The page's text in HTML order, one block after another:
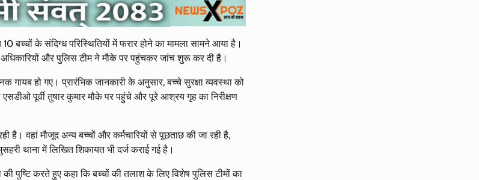
बच्चों के संदिग्ध परिस्थितियों में फरार होने का मामला सामने आया है।
और पुलिस टीम ने मौके पर पहुंचकर जांच शुरू कर दी है।
गायब हो गए। प्रारंभिक जानकारी के अनुसार, बच्चे सुरक्षा व्यवस्था को
पूर्वी तुषार कुमार मौके पर पहुंचे और पूरे आश्रय गृह का निरीक्षण
वहां मौजूद अन्य बच्चों और कर्मचारियों से पूछताछ की जा रही है,
थाना में लिखित शिकायत भी दर्ज कराई गई है।
पुष्टि करते हुए कहा कि बच्चों की तलाश के लिए विशेष पुलिस टीमों का